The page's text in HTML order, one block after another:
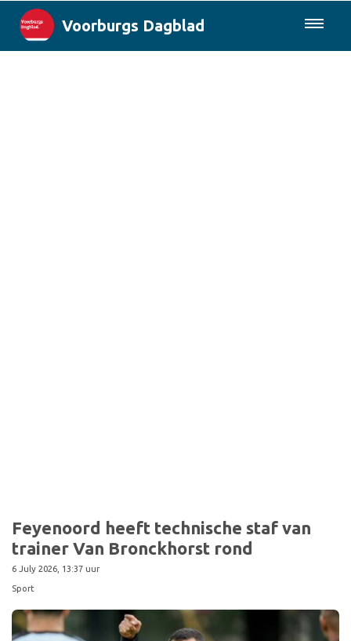
Voorburgs Dagblad
Feyenoord heeft technische staf van
trainer Van Bronckhorst rond
6 July 2026, 13:37 uur
Sport